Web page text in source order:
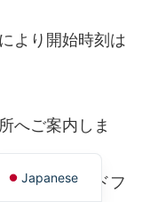
より開始時刻は
へご案内しま
ン廟、レッドフ
Japanese